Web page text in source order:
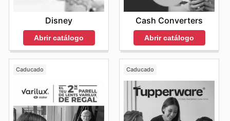
Disney
Abrir catálogo
Cash Converters
Abrir catálogo
Caducado Caducado